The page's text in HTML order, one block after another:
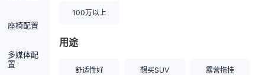
座椅配置
多媒体配
置
100万以上
用途
舒适性好 想买SUV 露营拖挂